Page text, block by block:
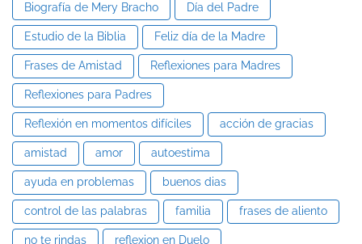
Biografía de Mery Bracho Día del Padre
Estudio de la Biblia Feliz día de la Madre
Frases de Amistad Reflexiones para Madres
Reflexiones para Padres
Reflexión en momentos difíciles acción de gracias
amistad amor autoestima
ayuda en problemas buenos dias
control de las palabras familia frases de aliento
no te rindas reflexion en Duelo